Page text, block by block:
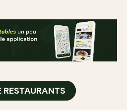
RESTAURANTS